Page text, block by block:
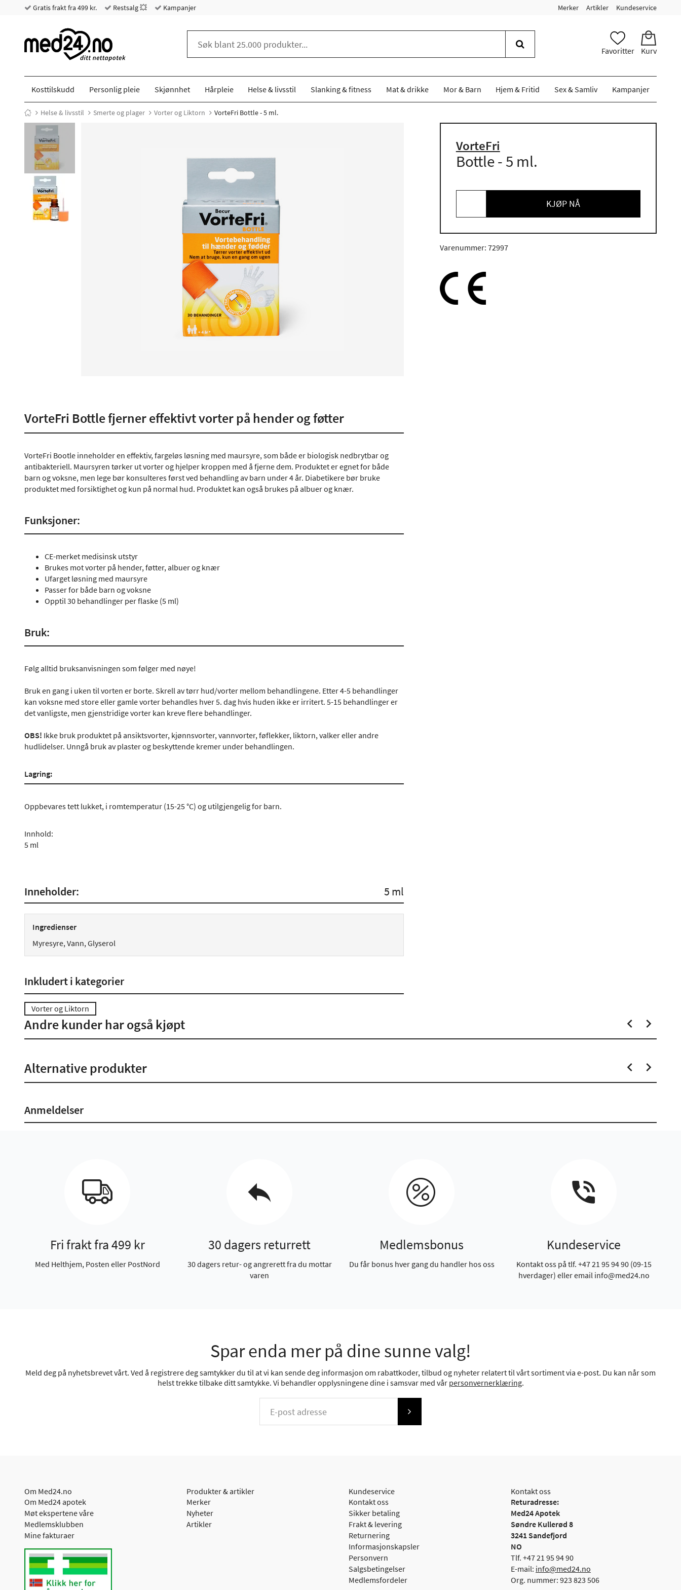
Gratis frakt fra 499 kr. Restsalg 💥 Kampanjer Merker Artikler Kundeservice
Favoritter Kurv
Kosttilskudd Personlig pleie Skjønnhet Hårpleie Helse & livsstil Slanking & fitness Mat & drikke Mor & Barn Hjem & Fritid Sex & Samliv Kampanjer
Helse & livsstil Smerte og plager Vorter og Liktorn VorteFri Bottle - 5 ml.
VorteFri
Bottle - 5 ml.
KJØP NÅ
Varenummer: 72997
VorteFri Bottle fjerner effektivt vorter på hender og føtter
VorteFri Bootle inneholder en effektiv, fargeløs løsning med maursyre, som både er biologisk nedbrytbar og
antibakteriell. Maursyren tørker ut vorter og hjelper kroppen med å fjerne dem. Produktet er egnet for både
barn og voksne, men lege bør konsulteres først ved behandling av barn under 4 år. Diabetikere bør bruke
produktet med forsiktighet og kun på normal hud. Produktet kan også brukes på albuer og knær.
Funksjoner:
CE-merket medisinsk utstyr
Brukes mot vorter på hender, føtter, albuer og knær
Ufarget løsning med maursyre
Passer for både barn og voksne
Opptil 30 behandlinger per flaske (5 ml)
Bruk:
Følg alltid bruksanvisningen som følger med nøye!
Bruk en gang i uken til vorten er borte. Skrell av tørr hud/vorter mellom behandlingene. Etter 4-5 behandlinger
kan voksne med store eller gamle vorter behandles hver 5. dag hvis huden ikke er irritert. 5-15 behandlinger er
det vanligste, men gjenstridige vorter kan kreve flere behandlinger.
OBS! Ikke bruk produktet på ansiktsvorter, kjønnsvorter, vannvorter, føflekker, liktorn, valker eller andre
hudlidelser. Unngå bruk av plaster og beskyttende kremer under behandlingen.
Lagring:
Oppbevares tett lukket, i romtemperatur (15-25 °C) og utilgjengelig for barn.
Innhold:
5 ml
Inneholder: 5 ml
Ingredienser
Myresyre, Vann, Glyserol
Inkludert i kategorier
Vorter og Liktorn
Andre kunder har også kjøpt
Alternative produkter
Anmeldelser
Fri frakt fra 499 kr
Med Helthjem, Posten eller PostNord
30 dagers returrett
30 dagers retur- og angrerett fra du mottar
varen
Medlemsbonus
Du får bonus hver gang du handler hos oss
Kundeservice
Kontakt oss på tlf. +47 21 95 94 90 (09-15
hverdager) eller email info@med24.no
Spar enda mer på dine sunne valg!
Meld deg på nyhetsbrevet vårt. Ved å registrere deg samtykker du til at vi kan sende deg informasjon om rabattkoder, tilbud og nyheter relatert til vårt sortiment via e-post. Du kan når som
helst trekke tilbake ditt samtykke. Vi behandler opplysningene dine i samsvar med vår personvernerklæring.
Om Med24.no
Om Med24 apotek
Møt ekspertene våre
Medlemsklubben
Mine fakturaer
Produkter & artikler
Merker
Nyheter
Artikler
Kundeservice
Kontakt oss
Sikker betaling
Frakt & levering
Returnering
Informasjonskapsler
Personvern
Salgsbetingelser
Medlemsfordeler
Kontakt oss
Returadresse:
Med24 Apotek
Søndre Kullerød 8
3241 Sandefjord
NO
Tlf. +47 21 95 94 90
E-mail: info@med24.no
Org. nummer: 923 823 506